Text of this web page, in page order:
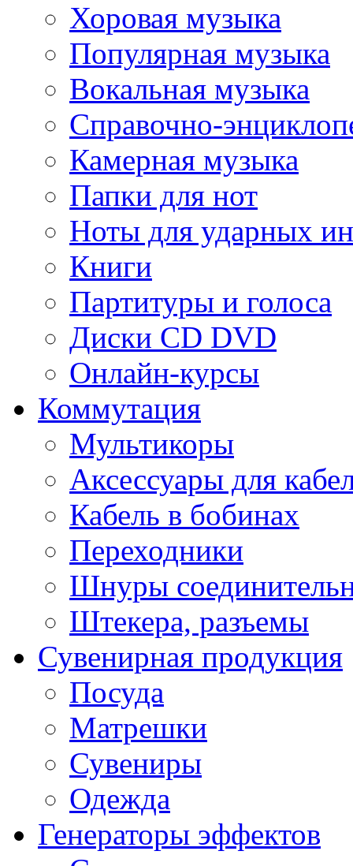
Хоровая музыка
Популярная музыка
Вокальная музыка
Справочно-
Камерная музыка
Папки для нот
Ноты для ударных
Книги
Партитуры и голоса
Диски CD DVD
Онлайн-курсы
Коммутация
Мультикоры
Аксессуары для
Кабель в бобинах
Переходники
Шнуры
Штекера, разъемы
Сувенирная продукция
Посуда
Матрешки
Сувениры
Одежда
Генераторы эффектов